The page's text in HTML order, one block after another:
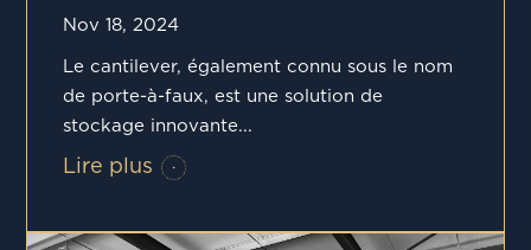
Nov 18, 2024
Le cantilever, également connu sous le nom
de porte-à-faux, est une solution de
stockage innovante...
Lire plus